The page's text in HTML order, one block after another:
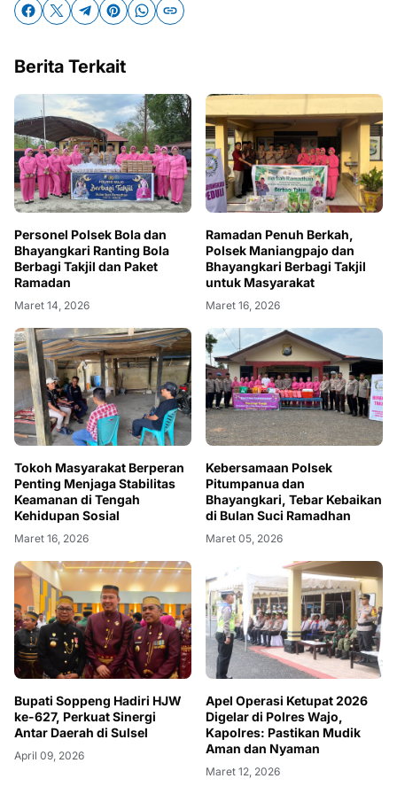
Berita Terkait
Personel Polsek Bola dan
Bhayangkari Ranting Bola
Berbagi Takjil dan Paket
Ramadan
Maret 14, 2026
Ramadan Penuh Berkah,
Polsek Maniangpajo dan
Bhayangkari Berbagi Takjil
untuk Masyarakat
Maret 16, 2026
Tokoh Masyarakat Berperan
Penting Menjaga Stabilitas
Keamanan di Tengah
Kehidupan Sosial
Maret 16, 2026
Kebersamaan Polsek
Pitumpanua dan
Bhayangkari, Tebar Kebaikan
di Bulan Suci Ramadhan
Maret 05, 2026
Bupati Soppeng Hadiri HJW
ke-627, Perkuat Sinergi
Antar Daerah di Sulsel
April 09, 2026
Apel Operasi Ketupat 2026
Digelar di Polres Wajo,
Kapolres: Pastikan Mudik
Aman dan Nyaman
Maret 12, 2026